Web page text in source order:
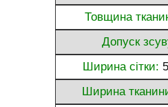
Товщина
Допуск
Ширина сітки:
Ширина